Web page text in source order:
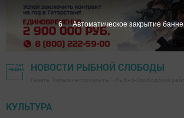
НОВОСТИ РЫБНОЙ СЛОБОДЫ
КУЛЬТУРА
5 Автоматическое закрытие